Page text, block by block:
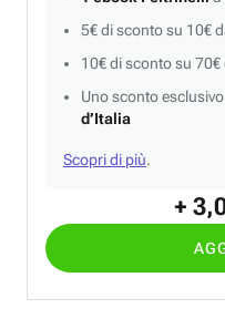
+
5€ di sconto su 10€
10€ di sconto su 70€
Uno sconto
d’Italia
Scopri di più.